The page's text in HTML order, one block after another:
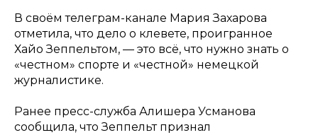
В своём телеграм-канале Мария Захарова
отметила, что дело о клевете, проигранное
Хайо Зеппельтом, — это всё, что нужно знать о
«честном» спорте и «честной» немецкой
журналистике.
Ранее пресс-служба Алишера Усманова
сообщила, что Зеппельт признал